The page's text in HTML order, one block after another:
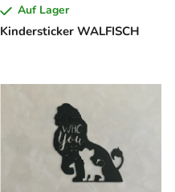
Kindersticker WALFISCH
Auf Lager